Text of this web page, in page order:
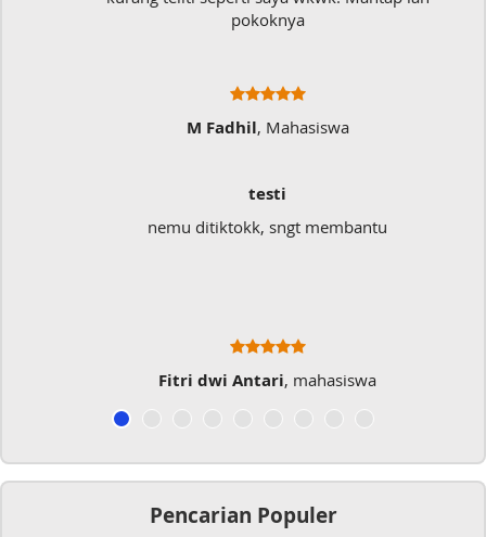
pokoknya
M Fadhil, Mahasiswa
testi
nemu ditiktokk, sngt membantu
Fitri dwi Antari, mahasiswa
Pencarian Populer